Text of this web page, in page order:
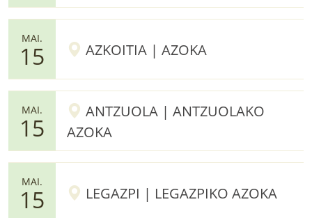
MAI.
15 AZKOITIA | AZOKA
MAI.
15
ANTZUOLA | ANTZUOLAKO
AZOKA
MAI.
15 LEGAZPI | LEGAZPIKO AZOKA